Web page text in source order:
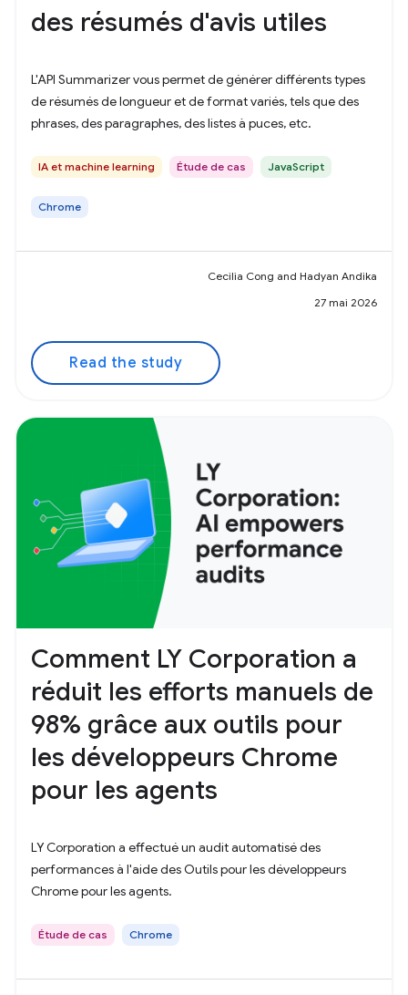
des résumés d'avis utiles
L'API Summarizer vous permet de générer différents types
de résumés de longueur et de format variés, tels que des
phrases, des paragraphes, des listes à puces, etc.
IA et machine learning Étude de cas JavaScript
Chrome
Cecilia Cong and Hadyan Andika
27 mai 2026
Read the study
Comment LY Corporation a
réduit les efforts manuels de
98% grâce aux outils pour
les développeurs Chrome
pour les agents
LY Corporation a effectué un audit automatisé des
performances à l'aide des Outils pour les développeurs
Chrome pour les agents.
Étude de cas Chrome